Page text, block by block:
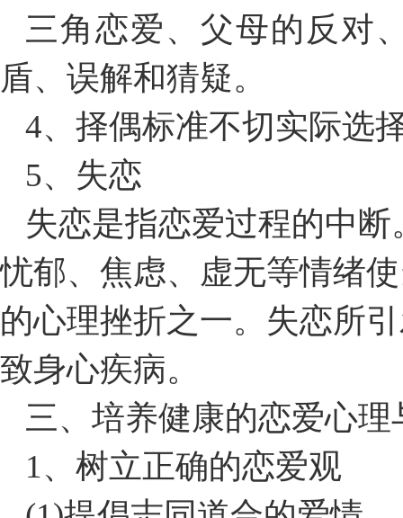
三角恋爱、父母的反对
盾、误解和猜疑。
4、择偶标准不切实际选
5、失恋
失恋是指恋爱过程的中
忧郁、焦虑、虚无等情绪
的心理挫折之一。失恋所
致身心疾病。
三、培养健康的恋爱心理
1、树立正确的恋爱观